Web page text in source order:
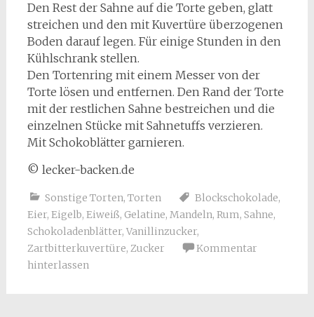
Den Rest der Sahne auf die Torte geben, glatt
streichen und den mit Kuvertüre überzogenen
Boden darauf legen. Für einige Stunden in den
Kühlschrank stellen.
Den Tortenring mit einem Messer von der
Torte lösen und entfernen. Den Rand der Torte
mit der restlichen Sahne bestreichen und die
einzelnen Stücke mit Sahnetuffs verzieren.
Mit Schokoblätter garnieren.
© lecker-backen.de
Sonstige Torten, Torten Blockschokolade,
Eier, Eigelb, Eiweiß, Gelatine, Mandeln, Rum, Sahne,
Schokoladenblätter, Vanillinzucker,
Zartbitterkuvertüre, Zucker
Kommentar
hinterlassen